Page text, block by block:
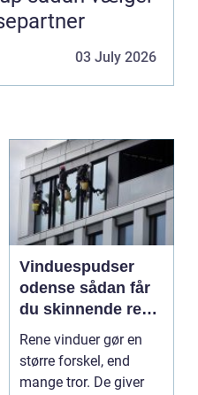
03 July 2026
Vinduespudser
odense sådan får
du skinnende rene
ruder året rundt
Rene vinduer gør en
større forskel, end
mange tror. De giver